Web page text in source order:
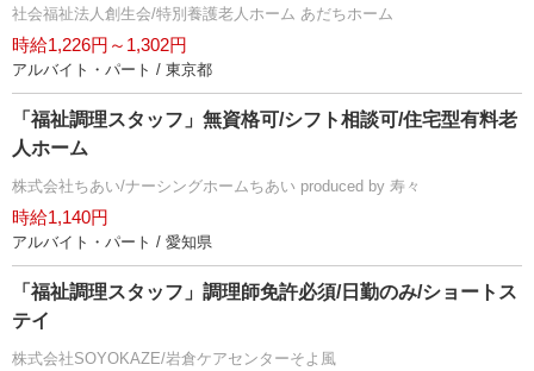
社会福祉法人創生会/特別養護老人ホーム あだちホーム
時給1,226円～1,302円
アルバイト・パート / 東京都
「福祉調理スタッフ」無資格可/シフト相談可/住宅型有料老
人ホーム
株式会社ちあい/ナーシングホームちあい produced by 寿々
時給1,140円
アルバイト・パート / 愛知県
「福祉調理スタッフ」調理師免許必須/日勤のみ/ショートス
テイ
株式会社SOYOKAZE/岩倉ケアセンターそよ風